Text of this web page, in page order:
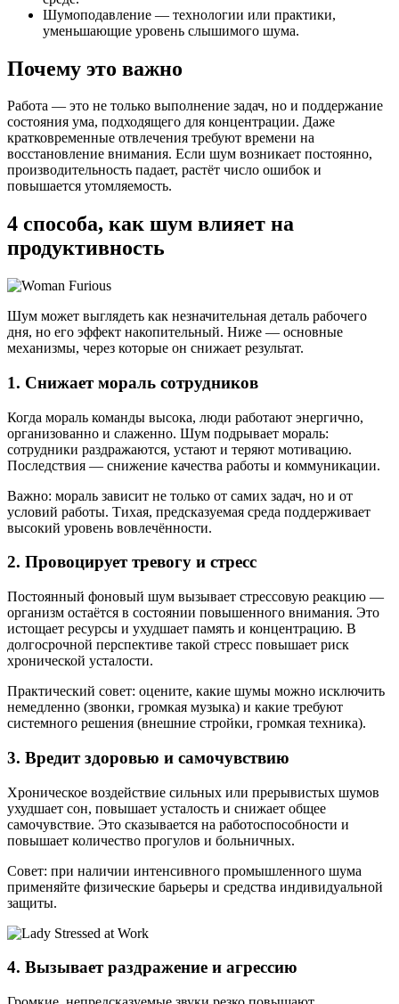
Шумоподавление — технологии или практики,
уменьшающие уровень слышимого шума.
Почему это важно
Работа — это не только выполнение задач, но и поддержание
состояния ума, подходящего для концентрации. Даже
кратковременные отвлечения требуют времени на
восстановление внимания. Если шум возникает постоянно,
производительность падает, растёт число ошибок и
повышается утомляемость.
4 способа, как шум влияет на
продуктивность
Шум может выглядеть как незначительная деталь рабочего
дня, но его эффект накопительный. Ниже — основные
механизмы, через которые он снижает результат.
1. Снижает мораль сотрудников
Когда мораль команды высока, люди работают энергично,
организованно и слаженно. Шум подрывает мораль:
сотрудники раздражаются, устают и теряют мотивацию.
Последствия — снижение качества работы и коммуникации.
Важно: мораль зависит не только от самих задач, но и от
условий работы. Тихая, предсказуемая среда поддерживает
высокий уровень вовлечённости.
2. Провоцирует тревогу и стресс
Постоянный фоновый шум вызывает стрессовую реакцию —
организм остаётся в состоянии повышенного внимания. Это
истощает ресурсы и ухудшает память и концентрацию. В
долгосрочной перспективе такой стресс повышает риск
хронической усталости.
Практический совет: оцените, какие шумы можно исключить
немедленно (звонки, громкая музыка) и какие требуют
системного решения (внешние стройки, громкая техника).
3. Вредит здоровью и самочувствию
Хроническое воздействие сильных или прерывистых шумов
ухудшает сон, повышает усталость и снижает общее
самочувствие. Это сказывается на работоспособности и
повышает количество прогулов и больничных.
Совет: при наличии интенсивного промышленного шума
применяйте физические барьеры и средства индивидуальной
защиты.
4. Вызывает раздражение и агрессию